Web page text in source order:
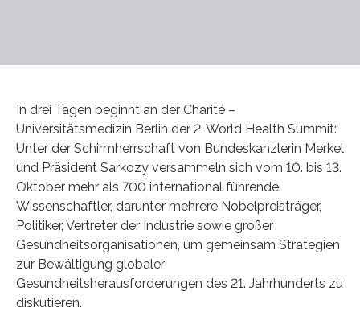
In drei Tagen beginnt an der Charité –
Universitätsmedizin Berlin der 2. World Health Summit:
Unter der Schirmherrschaft von Bundeskanzlerin Merkel
und Präsident Sarkozy versammeln sich vom 10. bis 13.
Oktober mehr als 700 international führende
Wissenschaftler, darunter mehrere Nobelpreisträger,
Politiker, Vertreter der Industrie sowie großer
Gesundheitsorganisationen, um gemeinsam Strategien
zur Bewältigung globaler
Gesundheitsherausforderungen des 21. Jahrhunderts zu
diskutieren.